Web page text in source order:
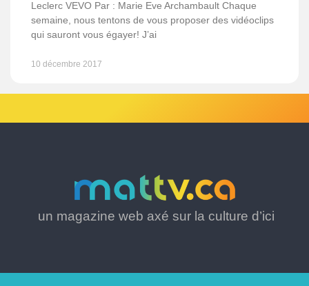
Leclerc VEVO Par : Marie Eve Archambault Chaque
semaine, nous tentons de vous proposer des vidéoclips
qui sauront vous égayer! J’ai
10 décembre 2017
un magazine web axé sur la culture d’ici